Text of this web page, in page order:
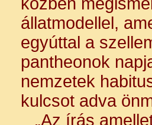
állatmodellel,
egyúttal a
pantheonok
nemzetek
kulcsot adva
„Az írás